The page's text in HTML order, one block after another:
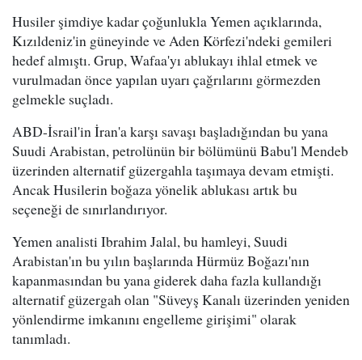
Husiler şimdiye kadar çoğunlukla Yemen açıklarında,
Kızıldeniz'in güneyinde ve Aden Körfezi'ndeki gemileri
hedef almıştı. Grup, Wafaa'yı ablukayı ihlal etmek ve
vurulmadan önce yapılan uyarı çağrılarını görmezden
gelmekle suçladı.
ABD-İsrail'in İran'a karşı savaşı başladığından bu yana
Suudi Arabistan, petrolünün bir bölümünü Babu'l Mendeb
üzerinden alternatif güzergahla taşımaya devam etmişti.
Ancak Husilerin boğaza yönelik ablukası artık bu
seçeneği de sınırlandırıyor.
Yemen analisti Ibrahim Jalal, bu hamleyi, Suudi
Arabistan'ın bu yılın başlarında Hürmüz Boğazı'nın
kapanmasından bu yana giderek daha fazla kullandığı
alternatif güzergah olan "Süveyş Kanalı üzerinden yeniden
yönlendirme imkanını engelleme girişimi" olarak
tanımladı.